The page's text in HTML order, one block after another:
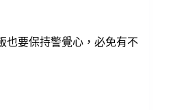
也要保持警覺心，必免有不